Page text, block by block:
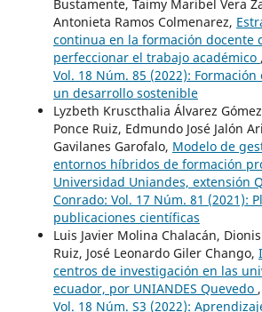
Bustamente, Taimy Maribel Vera
Antonieta Ramos Colmenarez,
continua en la formación docente
perfeccionar el trabajo académico ,
Vol. 18 Núm. 85 (2022):
un desarrollo sostenible
Lyzbeth Kruscthalia Álvarez
Ponce Ruiz, Edmundo José Jalón
Gavilanes Garofalo, Modelo de
entornos híbridos de formación
Universidad Uniandes, extensión
Conrado: Vol. 17 Núm. 81 (2021):
publicaciones científicas
Luis Javier Molina Chalacán,
Ruiz, José Leonardo Giler Chango,
centros de investigación en las
ecuador, por UNIANDES Quevedo ,
Vol. 18 Núm. S3 (2022):